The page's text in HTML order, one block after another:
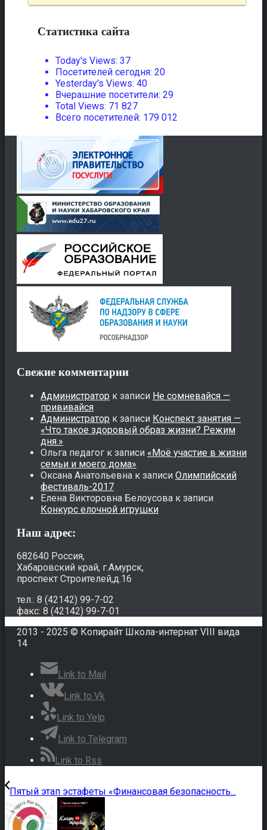
Статистика сайта
Today's Views: 37
Посетителей сегодня: 20
Yesterday's Views: 40
Вчерашние посетители: 29
Total Views: 71 827
Всего посетителей: 179 012
Свежие комментарии
Администратор к записи Не сомневайся —
прививайся
Администратор к записи Конспект занятия —
«Что такое здоровый образ жизни? Режим
дня.»
Ольга педагог к записи «Моё участие в жизни
семьи и моего дома»
Оксана Анатольевна к записи Олимпийский
фестиваль-2017
Елена Викторовна Белоусова к записи
Конкурс елочной игрушки
Наш адрес:
682640 Россия,
Хабаровский край, г.Амурск,
проспект Строителей,д.16
тел.: 8 (42142) 99-7-02
факс: 8 (42142) 99-7-01
2013 - 2025 © Копирайт Школа-интернат VIII вида
14
Link to Mail
Link to Vk
Link to Yelp
Link to Telegram
Link to Rss
Пятый этап эстафеты «Финансовая безопасность...